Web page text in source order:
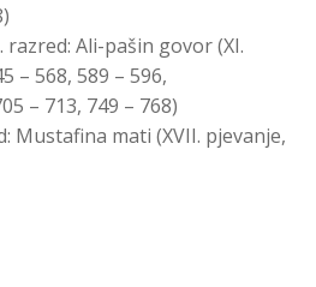
Ali-pašin govor (XI.
– 568, 589 – 596,
– 713, 749 – 768)
Mustafina mati (XVII. pjevanje,